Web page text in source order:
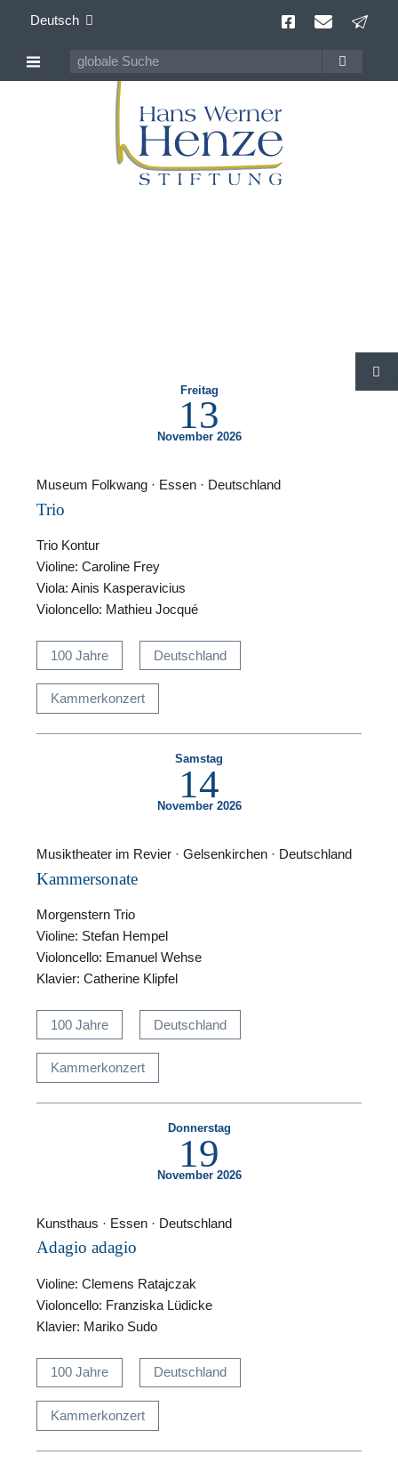
Deutsch
Freitag
13
November 2026
Museum Folkwang · Essen · Deutschland
Trio
Trio Kontur
Violine: Caroline Frey
Viola: Ainis Kasperavicius
Violoncello: Mathieu Jocqué
100 Jahre Deutschland
Kammerkonzert
Samstag
14
November 2026
Musiktheater im Revier · Gelsenkirchen · Deutschland
Kammersonate
Morgenstern Trio
Violine: Stefan Hempel
Violoncello: Emanuel Wehse
Klavier: Catherine Klipfel
100 Jahre Deutschland
Kammerkonzert
Donnerstag
19
November 2026
Kunsthaus · Essen · Deutschland
Adagio adagio
Violine: Clemens Ratajczak
Violoncello: Franziska Lüdicke
Klavier: Mariko Sudo
100 Jahre Deutschland
Kammerkonzert